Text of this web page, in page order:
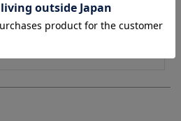
ベージュですが、ライトベージュ
月使っていますが、今のところ
地良く使っています。